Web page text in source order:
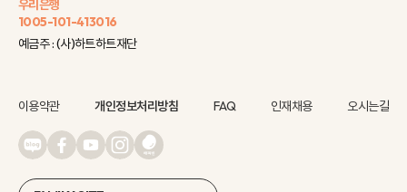
우리은행
1005-101-413016
예금주 : (사)하트하트재단
이용약관 개인정보처리방침 FAQ 인재채용 오시는길